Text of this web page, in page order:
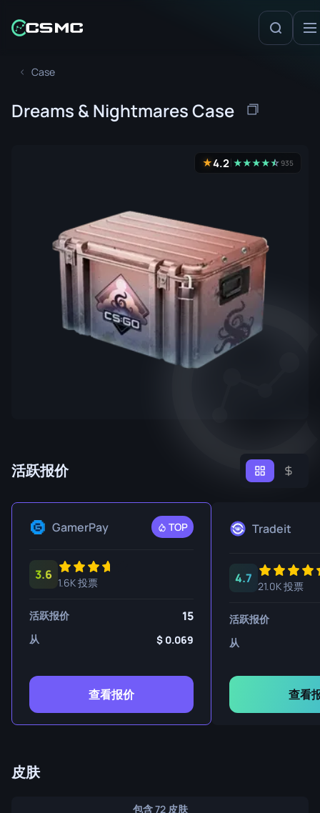
Case
Dreams & Nightmares Case
★4.2 ★★★★★
☆935
活跃报价
GamerPay TOP
3.6
1.6K 投票
活跃报价 15
从 0.069
查看报价
Tradeit
4.7
21.0K 投票
活跃报价
从
查看
皮肤
包含 72 皮肤